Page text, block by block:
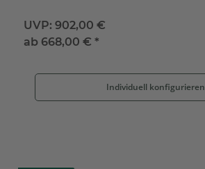
UVP: 902,00 €
ab 668,00 € *
Individuell konfigurieren